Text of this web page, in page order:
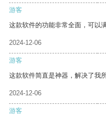
游客
这款软件的功能非常全面，可以
2024-12-06
游客
这款软件简直是神器，解决了我
2024-12-06
游客